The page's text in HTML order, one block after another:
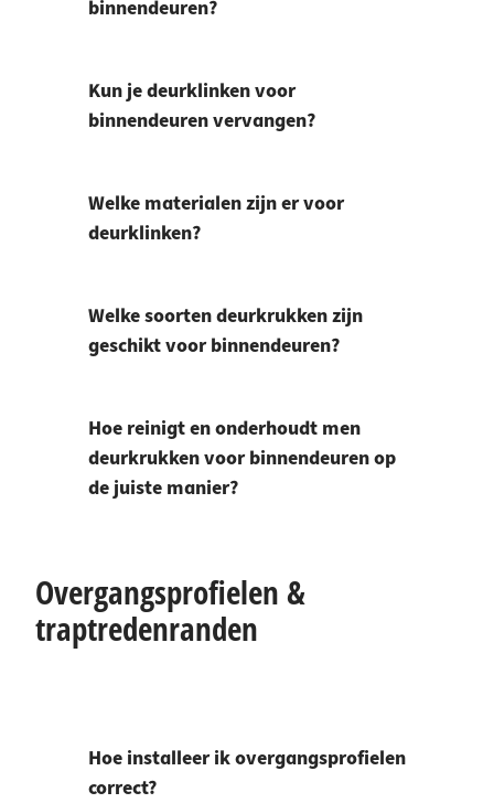
binnendeuren?
Kun je deurklinken voor
binnendeuren vervangen?
Welke materialen zijn er voor
deurklinken?
Welke soorten deurkrukken zijn
geschikt voor binnendeuren?
Hoe reinigt en onderhoudt men
deurkrukken voor binnendeuren op
de juiste manier?
Overgangsprofielen &
traptredenranden
Hoe installeer ik overgangsprofielen
correct?